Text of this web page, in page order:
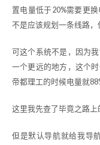
置电量低于20%需要更
不是应该规划一条线路，
可这个系统不是，因为
一个更远的地方，这个
帝都理工的时候电量就
这里我先查了毕竟之路上
但是默认导航就给我导